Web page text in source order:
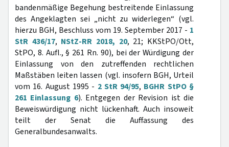
bandenmäßige Begehung bestreitende Einlassung
des Angeklagten sei „nicht zu widerlegen“ (vgl.
hierzu BGH, Beschluss vom 19. September 2017 - 1
StR 436/17, NStZ-RR 2018, 20, 21; KKStPO/Ott,
StPO, 8. Aufl., § 261 Rn. 90), bei der Würdigung der
Einlassung von den zutreffenden rechtlichen
Maßstäben leiten lassen (vgl. insofern BGH, Urteil
vom 16. August 1995 - 2 StR 94/95, BGHR StPO §
261 Einlassung 6). Entgegen der Revision ist die
Beweiswürdigung nicht lückenhaft. Auch insoweit
teilt der Senat die Auffassung des
Generalbundesanwalts.